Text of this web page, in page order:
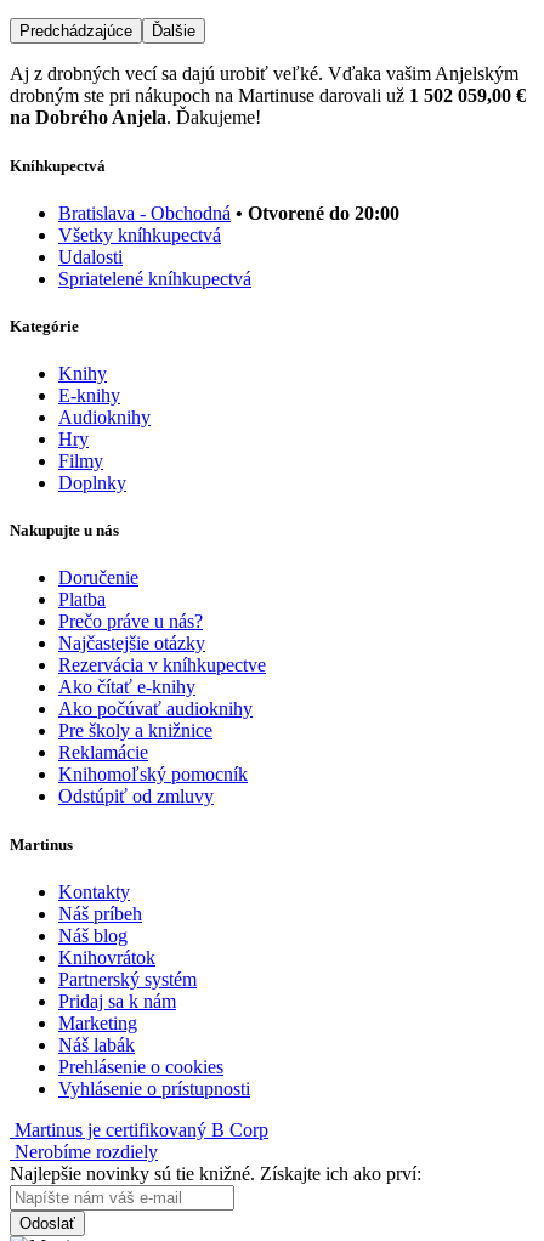
Predchádzajúce Ďalšie
Aj z drobných vecí sa dajú urobiť veľké. Vďaka vašim Anjelským
drobným ste pri nákupoch na Martinuse darovali už 1 502 059,00 €
na Dobrého Anjela. Ďakujeme!
Kníhkupectvá
Bratislava - Obchodná • Otvorené do 20:00
Všetky kníhkupectvá
Udalosti
Spriatelené kníhkupectvá
Kategórie
Knihy
E-knihy
Audioknihy
Hry
Filmy
Doplnky
Nakupujte u nás
Doručenie
Platba
Prečo práve u nás?
Najčastejšie otázky
Rezervácia v kníhkupectve
Ako čítať e-knihy
Ako počúvať audioknihy
Pre školy a knižnice
Reklamácie
Knihomoľský pomocník
Odstúpiť od zmluvy
Martinus
Kontakty
Náš príbeh
Náš blog
Knihovrátok
Partnerský systém
Pridaj sa k nám
Marketing
Náš labák
Prehlásenie o cookies
Vyhlásenie o prístupnosti
Martinus je certifikovaný B Corp
Nerobíme rozdiely
Najlepšie novinky sú tie knižné. Získajte ich ako prví:
Odoslať